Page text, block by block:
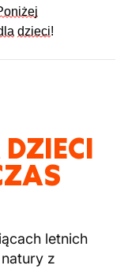
dzieci!
letnich
z